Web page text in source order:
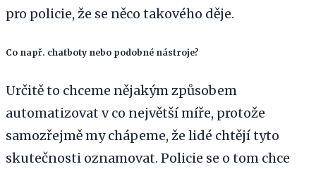
pro policie, že se něco takového děje.
Co např. chatboty nebo podobné nástroje?
Určitě to chceme nějakým způsobem
automatizovat v co největší míře, protože
samozřejmě my chápeme, že lidé chtějí tyto
skutečnosti oznamovat. Policie se o tom chce